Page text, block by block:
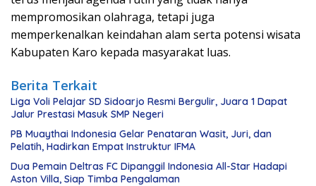
mempromosikan olahraga, tetapi juga
memperkenalkan keindahan alam serta potensi wisata
Kabupaten Karo kepada masyarakat luas.
Berita Terkait
Liga Voli Pelajar SD Sidoarjo Resmi Bergulir, Juara 1 Dapat
Jalur Prestasi Masuk SMP Negeri
PB Muaythai Indonesia Gelar Penataran Wasit, Juri, dan
Pelatih, Hadirkan Empat Instruktur IFMA
Dua Pemain Deltras FC Dipanggil Indonesia All-Star Hadapi
Aston Villa, Siap Timba Pengalaman